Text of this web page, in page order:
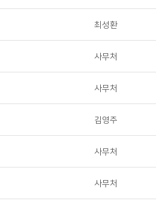
최성환
사무처
사무처
김영주
사무처
사무처